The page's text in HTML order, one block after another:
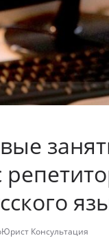
Консультация